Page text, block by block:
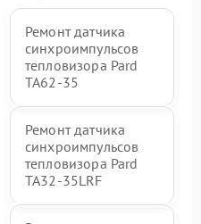
Ремонт датчика
синхроимпульсов
тепловизора Pard
TA62-35
Ремонт датчика
синхроимпульсов
тепловизора Pard
TA32-35LRF